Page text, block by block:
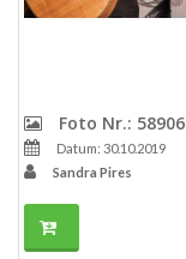
Foto Nr.: 58906
Datum: 30.10.2019
Sandra Pires